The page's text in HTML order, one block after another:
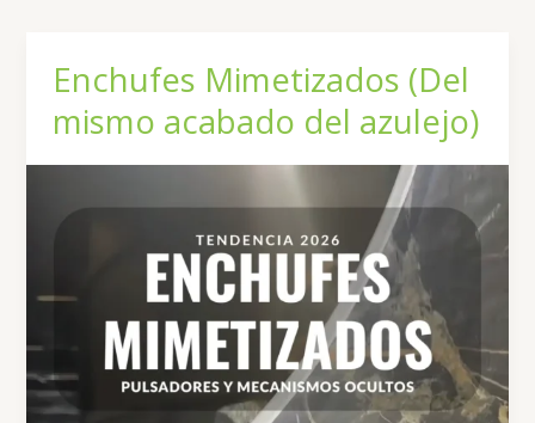
Enchufes Mimetizados (Del
mismo acabado del azulejo)